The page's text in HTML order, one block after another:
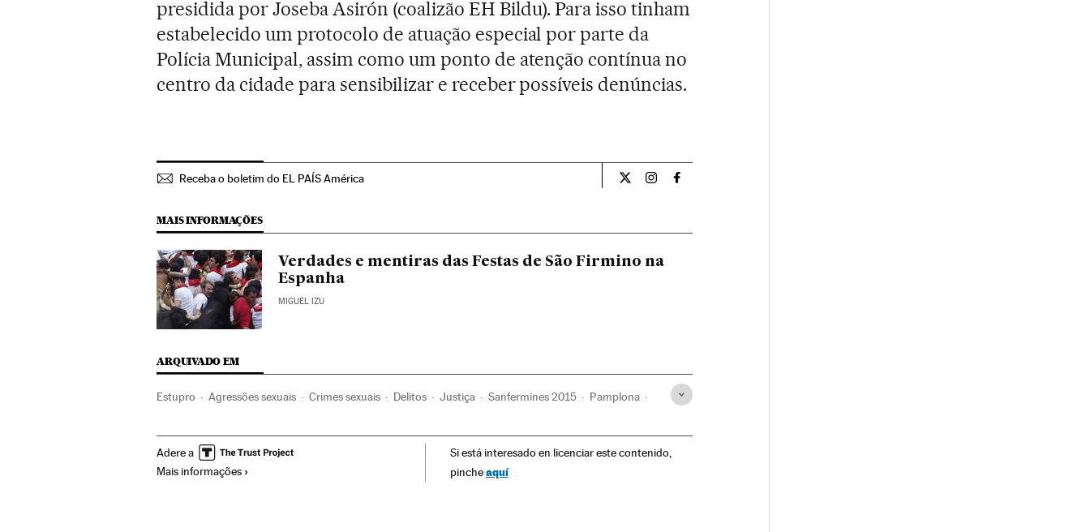
presidida por Joseba Asirón (coalizão EH Bildu). Para isso tinham
estabelecido um protocolo de atuação especial por parte da
Polícia Municipal, assim como um ponto de atenção contínua no
centro da cidade para sensibilizar e receber possíveis denúncias.
Receba o boletim do EL PAÍS América Internacional El País Brasil en Twitter
Internacional El País Brasil en Instagram
Internacional El País Brasil en Facebook
MAIS INFORMAÇÕES
Verdades e mentiras das Festas de São Firmino na
Espanha
MIGUEL IZU
ARQUIVADO EM
Estupro Agressões sexuais Crimes sexuais Delitos Justiça Sanfermines 2015 Pamplona
Largada touros Touros Festas Violencia sexual
Adere a
Mais informações
Si está interesado en licenciar este contenido,
pincheaquí